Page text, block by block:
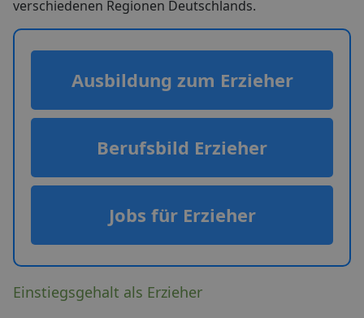
verschiedenen Regionen Deutschlands.
Ausbildung zum Erzieher
Berufsbild Erzieher
Jobs für Erzieher
Einstiegsgehalt als Erzieher